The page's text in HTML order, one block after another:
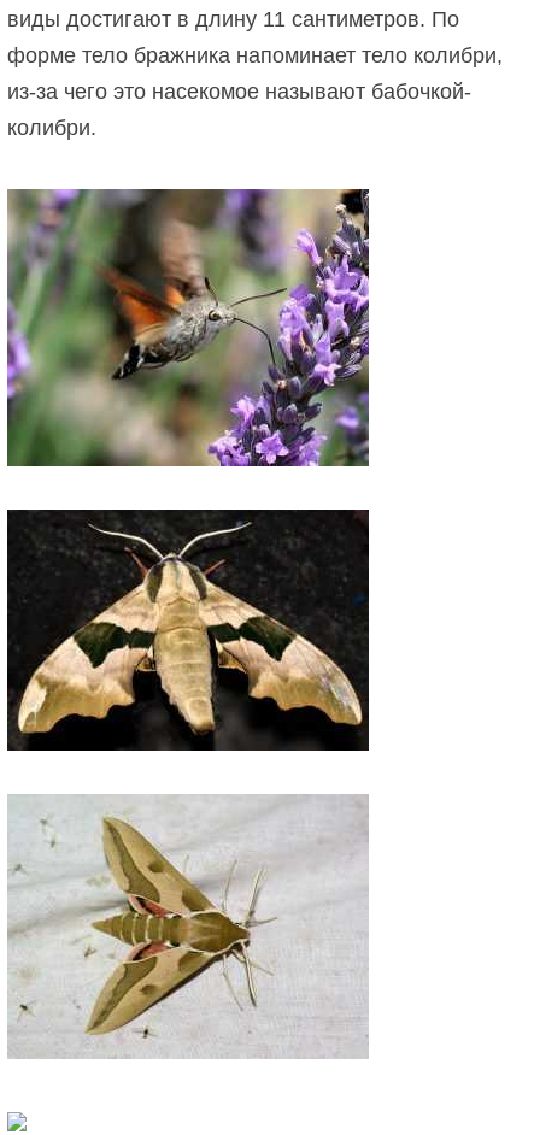
виды достигают в длину 11 сантиметров. По
форме тело бражника напоминает тело колибри,
из-за чего это насекомое называют бабочкой-
колибри.